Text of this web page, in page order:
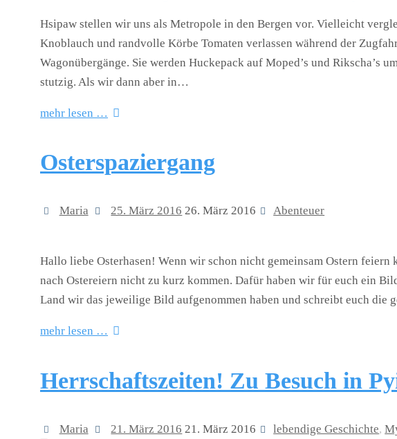
Hsipaw stellen wir uns als Metropole in den Bergen vor. Vielleicht
Knoblauch und randvolle Körbe Tomaten verlassen während der
Wagonübergänge. Sie werden Huckepack auf Moped’s und Rikscha’s
stutzig. Als wir dann aber in…
mehr lesen …
Osterspaziergang
Maria 25. März 2016 26. März 2016 Abenteuer
Hallo liebe Osterhasen! Wenn wir schon nicht gemeinsam Ostern feiern
nach Ostereiern nicht zu kurz kommen. Dafür haben wir für euch ein
Land wir das jeweilige Bild aufgenommen haben und schreibt euch die
mehr lesen …
Herrschaftszeiten! Zu Besuch in
Maria 21. März 2016 21. März 2016 lebendige Geschichte,